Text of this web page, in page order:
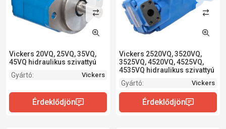
Vickers 20VQ, 25VQ, 35VQ,
45VQ hidraulikus szivattyú
Gyártó:
Vickers
Vickers 2520VQ, 3520VQ,
3525VQ, 4520VQ, 4525VQ,
4535VQ hidraulikus szivattyú
Gyártó:
Vickers